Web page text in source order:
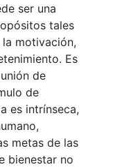
ser una
tales
motivación,
Es
de
de
es intrínseca,
metas de las
bienestar no